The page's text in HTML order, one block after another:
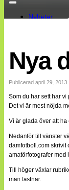
Nyheter
EM
Bloggar
Lagen
Webb-TV
Till
NÄTverket
Om oss
Nya
Publicerad april 29, 2013
Som du har sett har vi
Det vi är mest nöjda
Vi är glada över att
Nedanför till vänster
damfotboll.com skrivit
amatörfotografer med
Till höger växlar
man fastnar.